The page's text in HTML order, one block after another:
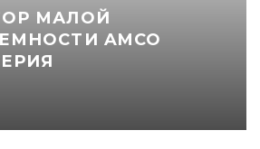
МАЛОЙ
AMCO